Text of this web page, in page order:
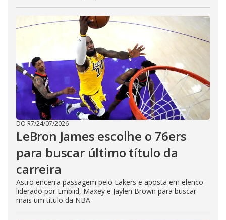
DO R7/24/07/2026
LeBron James escolhe o 76ers
para buscar último título da
carreira
Astro encerra passagem pelo Lakers e aposta em elenco
liderado por Embiid, Maxey e Jaylen Brown para buscar
mais um título da NBA